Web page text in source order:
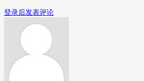
登录后发表评论